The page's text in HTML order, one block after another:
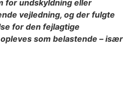
for undskyldning eller
vejledning, og der fulgte
for den fejlagtige
som belastende – især